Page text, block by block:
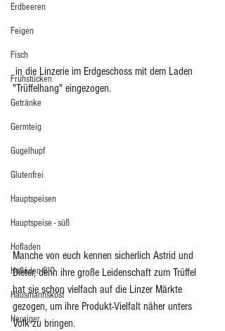
Erdbeeren
Feigen
Fisch
Frühstücken
Getränke
Germteig
Gugelhupf
Glutenfrei
Hauptspeisen
Hauptspeise - süß
Hofladen
Hofläden BIO
Hausmannskost
Heuriger
"Trüffelhang" eingezogen.
Manche von euch kennen sicherlich Astrid und
Dieter, denn ihre große Leidenschaft zum Trüffel
hat sie schon vielfach auf die Linzer Märkte
gezogen, um ihre Produkt-Vielfalt näher unters
Volk zu bringen.